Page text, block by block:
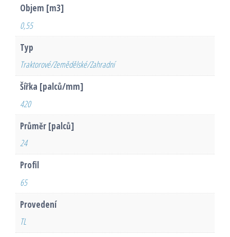
Objem [m3]
0,55
Typ
Traktorové/Zemědělské/Zahradní
Šířka [palců/mm]
420
Průměr [palců]
24
Profil
65
Provedení
TL